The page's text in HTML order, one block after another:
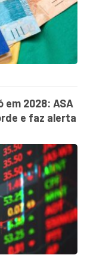
em 2028: ASA
e faz alerta